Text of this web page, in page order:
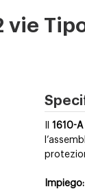
vie
1610-A
Impiego: